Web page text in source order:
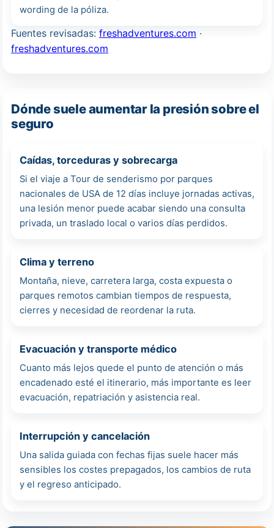
wording de la póliza.
Fuentes revisadas: freshadventures.com ·
freshadventures.com
Dónde suele aumentar la presión sobre el
seguro
Caídas, torceduras y sobrecarga
Si el viaje a Tour de senderismo por parques
nacionales de USA de 12 días incluye jornadas activas,
una lesión menor puede acabar siendo una consulta
privada, un traslado local o varios días perdidos.
Clima y terreno
Montaña, nieve, carretera larga, costa expuesta o
parques remotos cambian tiempos de respuesta,
cierres y necesidad de reordenar la ruta.
Evacuación y transporte médico
Cuanto más lejos quede el punto de atención o más
encadenado esté el itinerario, más importante es leer
evacuación, repatriación y asistencia real.
Interrupción y cancelación
Una salida guiada con fechas fijas suele hacer más
sensibles los costes prepagados, los cambios de ruta
y el regreso anticipado.